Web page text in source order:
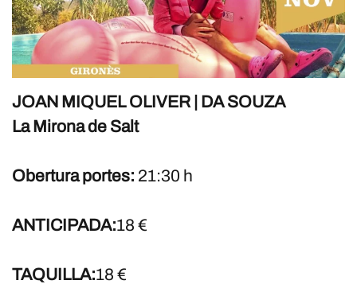
JOAN MIQUEL OLIVER | DA SOUZA
La Mirona de Salt
Obertura portes: 21:30 h
ANTICIPADA:18 €
TAQUILLA:18 €